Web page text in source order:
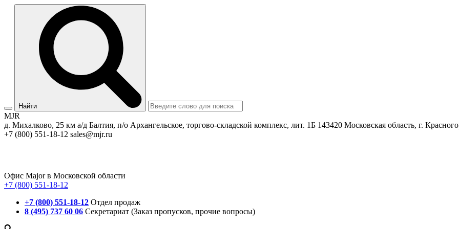
Найти
MJR
д. Михалково, 25 км а/д Балтия, п/о Архангельское, торгово-складской комплекс, лит. 1Б 143420 Московская область, г.
+7 (800) 551-18-12 sales@mjr.ru
Офис Major в Московской области
+7 (800) 551-18-12
+7 (800) 551-18-12 Отдел продаж
8 (495) 737 60 06 Секретариат (Заказ пропусков, прочие вопросы)